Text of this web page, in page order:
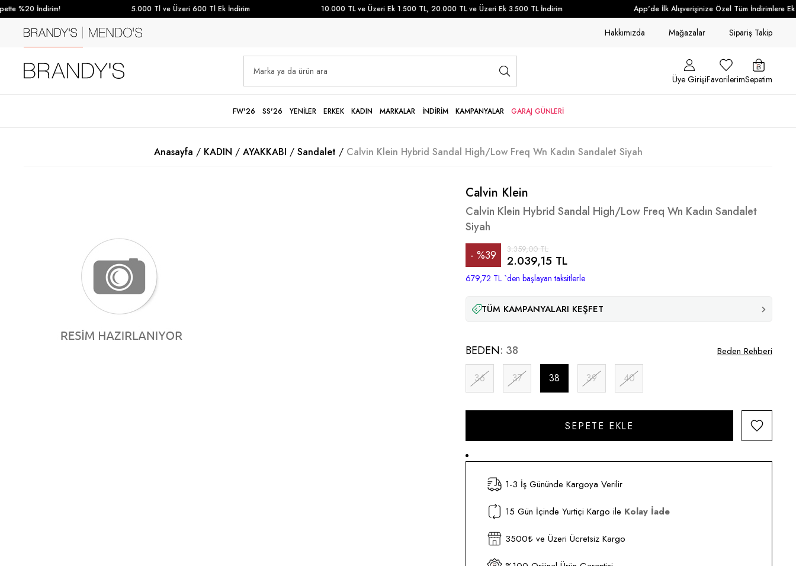
%20 İndirim! 5.000 Tl ve Üzeri 600 Tl Ek İndirim 10.000 TL ve Üzeri Ek 1.500 TL, 20.000 TL ve Üzeri Ek 3.500 TL İndirim App'de İlk Alışverişinize Özel Tüm İndirimlere Ek
Hakkımızda Mağazalar Sipariş Takip
Üye GirişiFavorilerimSepetim
FW'26 SS'26 YENİLER ERKEK KADIN MARKALAR İNDİRİM KAMPANYALAR GARAJ GÜNLERİ
Anasayfa KADIN AYAKKABI Sandalet Calvin Klein Hybrid Sandal High/Low Freq Wn Kadın Sandalet Siyah
Calvin Klein
Calvin Klein Hybrid Sandal High/Low Freq Wn Kadın Sandalet
Siyah
%39
İndirim
3.359,00 TL
2.039,15 TL
679,72 TL `den başlayan taksitlerle
TÜM KAMPANYALARI KEŞFET
BEDEN 38
36 37 38 39 40
Beden Rehberi
1-3 İş Gününde Kargoya Verilir
15 Gün İçinde Yurtiçi Kargo ile Kolay İade
3500₺ ve Üzeri Ücretsiz Kargo